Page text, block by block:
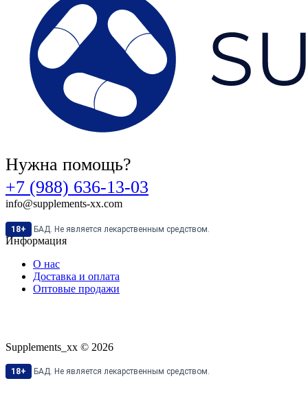
Нужна помощь?
+7 (988) 636-13-03
info@supplements-xx.com
18+ БАД. Не является лекарственным средством.
Информация
О нас
Доставка и оплата
Оптовые продажи
Supplements_xx © 2026
18+ БАД. Не является лекарственным средством.